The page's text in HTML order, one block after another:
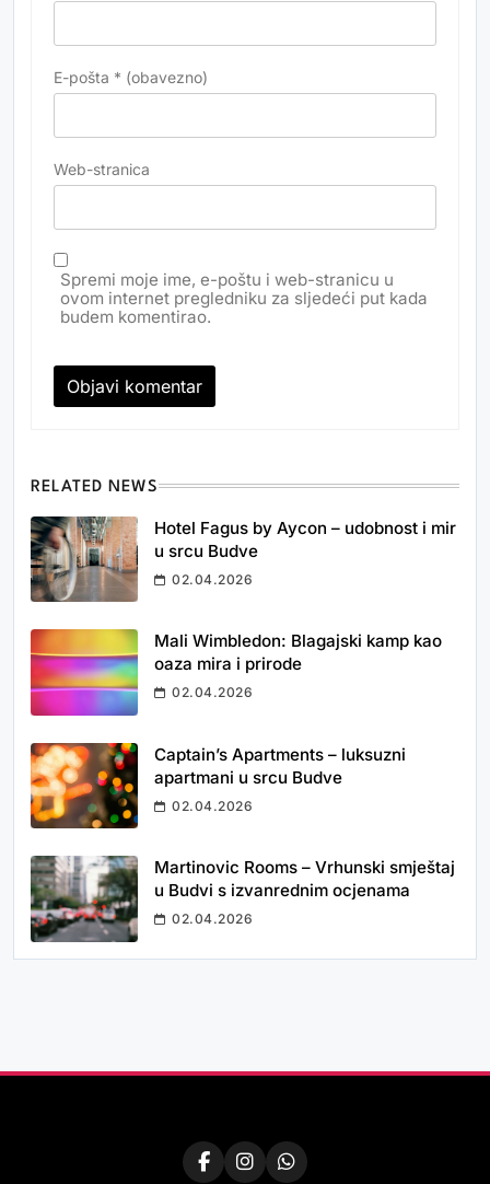
E-pošta * (obavezno)
Web-stranica
Spremi moje ime, e-poštu i web-stranicu u
ovom internet pregledniku za sljedeći put kada
budem komentirao.
RELATED NEWS
Hotel Fagus by Aycon – udobnost i mir
u srcu Budve
02.04.2026
Mali Wimbledon: Blagajski kamp kao
oaza mira i prirode
02.04.2026
Captain’s Apartments – luksuzni
apartmani u srcu Budve
02.04.2026
Martinovic Rooms – Vrhunski smještaj
u Budvi s izvanrednim ocjenama
02.04.2026